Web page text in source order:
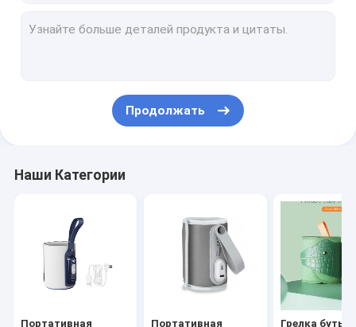
Портативная грелка бутылки перемещения
Грелка бутылки контроля температуры
Продолжать
Наши Категории
Портативная Портативная Грелка